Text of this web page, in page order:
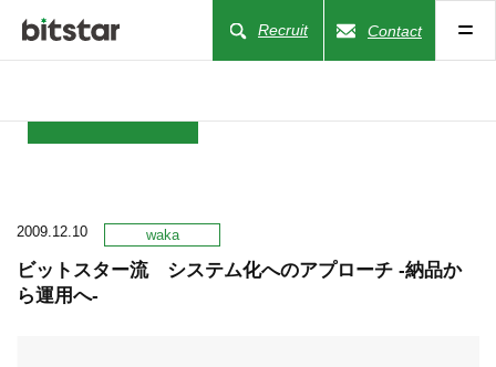
Recruit Contact
COMPANY
BUSINESS
2009.12.10 waka
ビットスター流 システム化へのアプローチ -納品か
ら運用へ-